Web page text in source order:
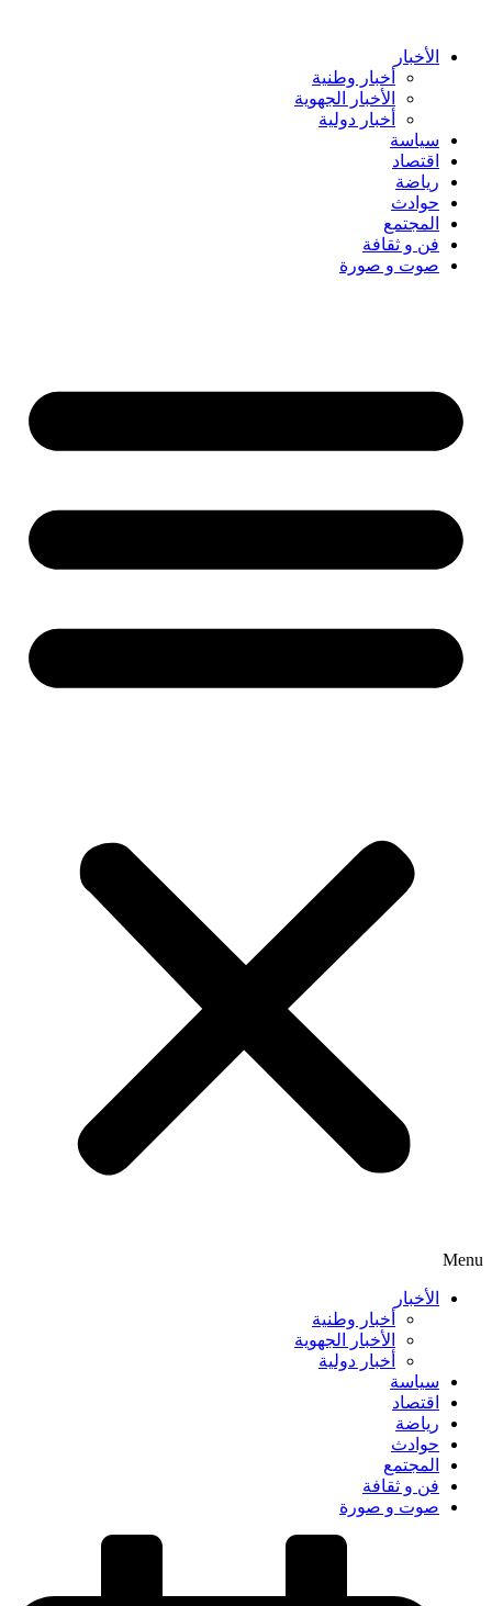
content الأخبار
أخبار وطنية
الأخبار الجهوية
أخبار دولية
سياسة
اقتصاد
رياضة
حوادث
المجتمع
فن و ثقافة
صوت و صورة
Menu
الأخبار
أخبار وطنية
الأخبار الجهوية
أخبار دولية
سياسة
اقتصاد
رياضة
حوادث
المجتمع
فن و ثقافة
صوت و صورة